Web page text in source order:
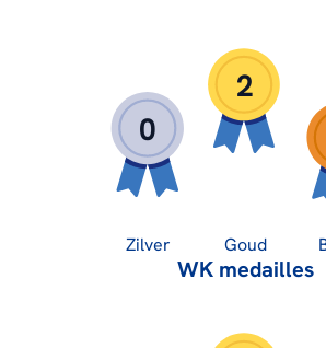
0
2
Zilver Goud
WK medailles